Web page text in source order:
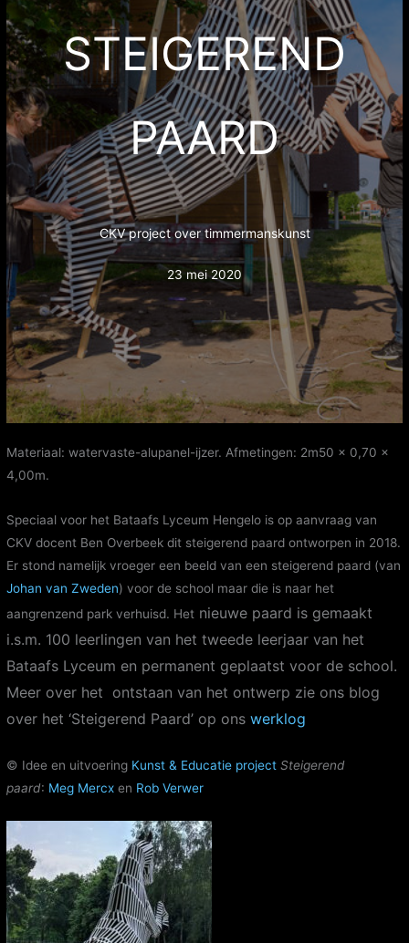
STEIGEREND
PAARD
CKV project over timmermanskunst
23 mei 2020
Materiaal: watervaste-alupanel-ijzer. Afmetingen: 2m50 x 0,70 x
4,00m.
Speciaal voor het Bataafs Lyceum Hengelo is op aanvraag van
CKV docent Ben Overbeek dit steigerend paard ontworpen in 2018.
Er stond namelijk vroeger een beeld van een steigerend paard (van
Johan van Zweden) voor de school maar die is naar het
aangrenzend park verhuisd. Het nieuwe paard is gemaakt
i.s.m. 100 leerlingen van het tweede leerjaar van het
Bataafs Lyceum en permanent geplaatst voor de school.
Meer over het ontstaan van het ontwerp zie ons blog
over het ‘Steigerend Paard’ op onswerklog
© Idee en uitvoering Kunst & Educatie project Steigerend
paard: Meg Mercxen Rob Verwer